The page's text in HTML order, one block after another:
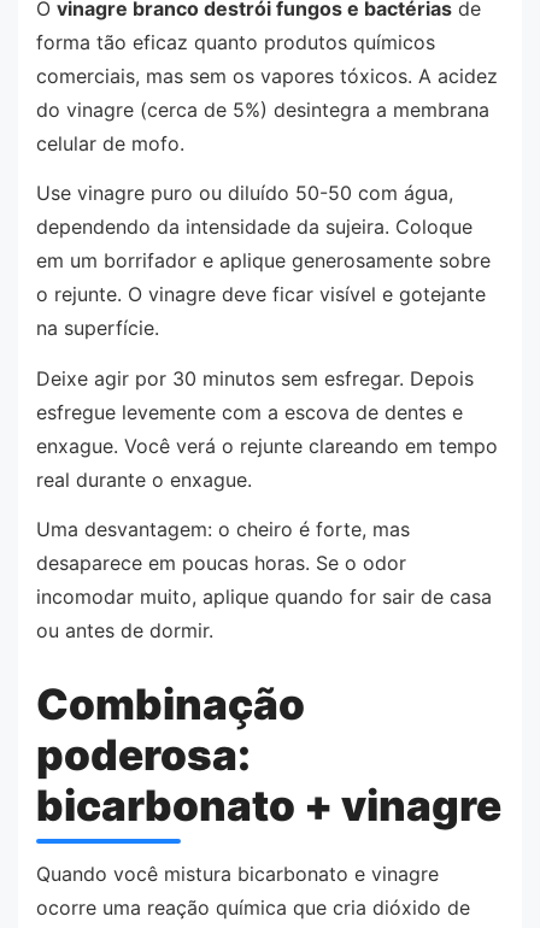
O vinagre branco destrói fungos e bactérias de
forma tão eficaz quanto produtos químicos
comerciais, mas sem os vapores tóxicos. A acidez
do vinagre (cerca de 5%) desintegra a membrana
celular de mofo.
Use vinagre puro ou diluído 50-50 com água,
dependendo da intensidade da sujeira. Coloque
em um borrifador e aplique generosamente sobre
o rejunte. O vinagre deve ficar visível e gotejante
na superfície.
Deixe agir por 30 minutos sem esfregar. Depois
esfregue levemente com a escova de dentes e
enxague. Você verá o rejunte clareando em tempo
real durante o enxague.
Uma desvantagem: o cheiro é forte, mas
desaparece em poucas horas. Se o odor
incomodar muito, aplique quando for sair de casa
ou antes de dormir.
Combinação
poderosa:
bicarbonato + vinagre
Quando você mistura bicarbonato e vinagre
ocorre uma reação química que cria dióxido de